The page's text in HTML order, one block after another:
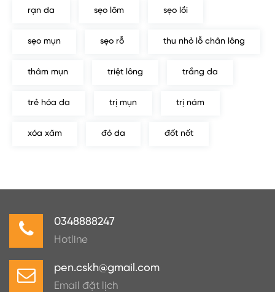
rạn da sẹo lõm sẹo lồi
sẹo mụn sẹo rỗ thu nhỏ lỗ chân lông
thâm mụn triệt lông trắng da
trẻ hóa da trị mụn trị nám
xóa xăm đỏ da đốt nốt
0348888247
Hotline
pen.cskh@gmail.com
Email đặt lịch